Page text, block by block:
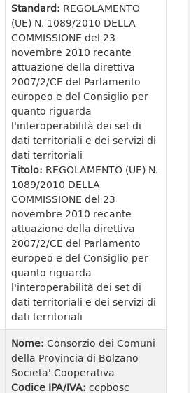
Standard: REGOLAMENTO
(UE) N. 1089/2010 DELLA
COMMISSIONE del 23
novembre 2010 recante
attuazione della direttiva
2007/2/CE del Parlamento
europeo e del Consiglio per
quanto riguarda
l'interoperabilità dei set di
dati territoriali e dei servizi di
dati territoriali
Titolo: REGOLAMENTO (UE) N.
1089/2010 DELLA
COMMISSIONE del 23
novembre 2010 recante
attuazione della direttiva
2007/2/CE del Parlamento
europeo e del Consiglio per
quanto riguarda
l'interoperabilità dei set di
dati territoriali e dei servizi di
dati territoriali
Nome: Consorzio dei Comuni
della Provincia di Bolzano
Societa' Cooperativa
Codice IPA/IVA: ccpbosc